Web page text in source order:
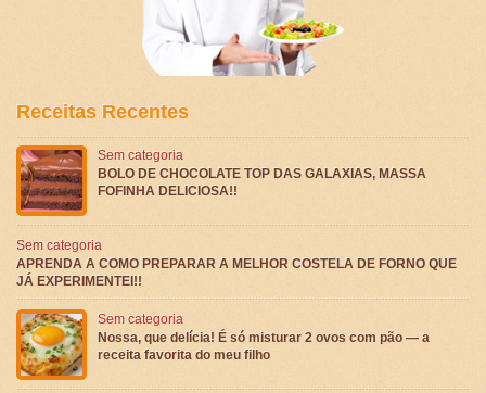
Receitas Recentes
Sem categoria
BOLO DE CHOCOLATE TOP DAS GALAXIAS, MASSA
FOFINHA DELICIOSA!!
Sem categoria
APRENDA A COMO PREPARAR A MELHOR COSTELA DE FORNO QUE
JÁ EXPERIMENTEI!!
Sem categoria
Nossa, que delícia! É só misturar 2 ovos com pão — a
receita favorita do meu filho